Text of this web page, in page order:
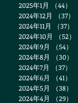
2025年1月
（44）
2024年12月
（37）
2024年11月
（37）
2024年10月
（52）
2024年9月
（54）
2024年8月
（30）
2024年7月
（37）
2024年6月
（41）
2024年5月
（38）
2024年4月
（29）